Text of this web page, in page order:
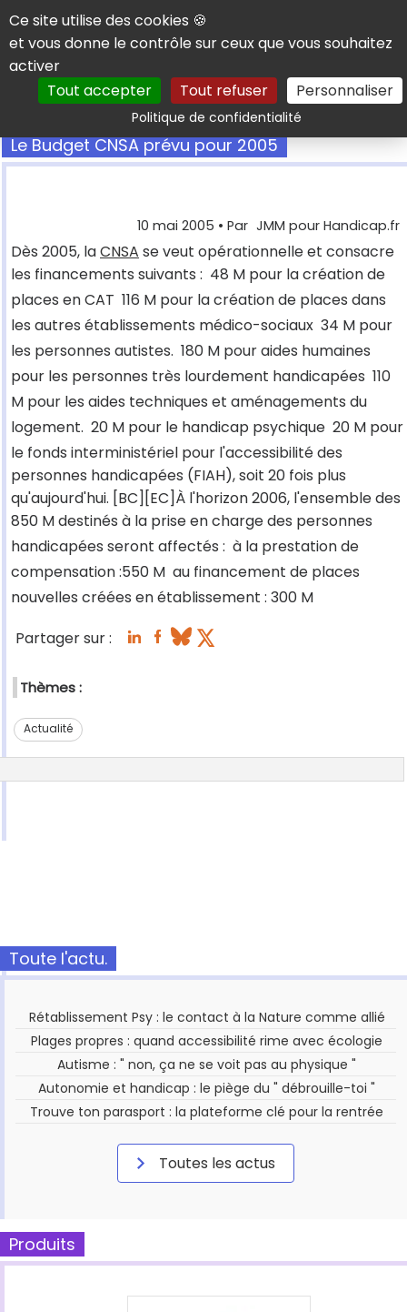
Panneau de gestion des cookies
Ce site utilise des cookies 🍪
et vous donne le contrôle sur ceux que vous souhaitez
activer
Tout accepter
Tout refuser Personnaliser
Politique de confidentialitéRechercher
Le Budget CNSA prévu pour 2005
10 mai 2005 • Par JMM pour Handicap.fr
Dès 2005, laCNSA se veut opérationnelle et consacre
les financements suivants :  48 M pour la création de
places en CAT  116 M pour la création de places dans
les autres établissements médico-sociaux  34 M pour
les personnes autistes.  180 M pour aides humaines
pour les personnes très lourdement handicapées  110
M pour les aides techniques et aménagements du
logement.  20 M pour le handicap psychique  20 M pour
le fonds interministériel pour l'accessibilité des
personnes handicapées (FIAH), soit 20 fois plus
qu'aujourd'hui. [BC][EC]À l'horizon 2006, l'ensemble des
850 M destinés à la prise en charge des personnes
handicapées seront affectés :  à la prestation de
compensation :550 M  au financement de places
nouvelles créées en établissement : 300 M
Partager sur :
Thèmes :
Actualité
Toute l'actu.
Rétablissement Psy : le contact à la Nature comme allié
Plages propres : quand accessibilité rime avec écologie
Autisme : " non, ça ne se voit pas au physique "
Autonomie et handicap : le piège du " débrouille-toi "
Trouve ton parasport : la plateforme clé pour la rentrée
Toutes les actus
Produits